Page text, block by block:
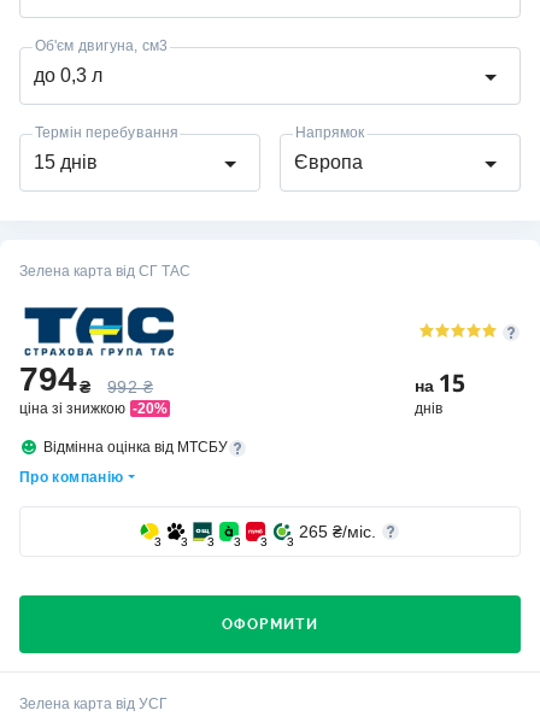
до 0,3 л
Об'єм двигуна, см3
15 днів
Термін перебування
Європа
Напрямок
Зелена карта від СГ ТАС
794₴ 992 ₴
ціна зі знижкою -20%
на 15
днів
Відмінна оцінка від МТСБУ
Про компанію
3 3 3 3 3 3
265 ₴/міс.
ОФОРМИТИ
Хто вибирає страхову компанію СГ ТАС?
Лідер ринку України з автострахування Зелена картка! Цю
Зелена карта від УСГ